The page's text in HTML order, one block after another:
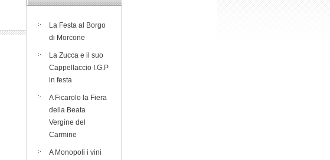
La Festa al Borgo
di Morcone
La Zucca e il suo
Cappellaccio I.G.P
in festa
A Ficarolo la Fiera
della Beata
Vergine del
Carmine
A Monopoli i vini